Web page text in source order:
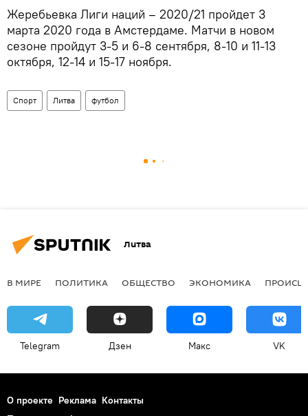
Жеребьевка Лиги наций – 2020/21 пройдет 3
марта 2020 года в Амстердаме. Матчи в новом
сезоне пройдут 3-5 и 6-8 сентября, 8-10 и 11-13
октября, 12-14 и 15-17 ноября.
Спорт Литва футбол
Литва
В МИРЕ ПОЛИТИКА ОБЩЕСТВО ЭКОНОМИКА
Telegram Дзен Макс VK
О проекте Реклама Контакты